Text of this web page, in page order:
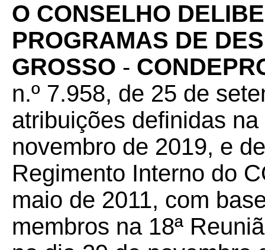
O CONSELHO
PROGRAMAS DE
GROSSO -
n.º 7.958, de 25 de
atribuições definidas
novembro de 2019, e
Regimento Interno do
maio de 2011, com
membros na 18ª